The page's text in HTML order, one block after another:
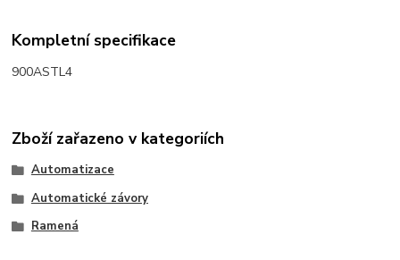
Kompletní specifikace
900ASTL4
Zboží zařazeno v kategoriích
Automatizace
Automatické závory
Ramená